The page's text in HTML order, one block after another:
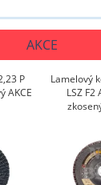
AKCE
P
AKCE
Lamelový
LSZ